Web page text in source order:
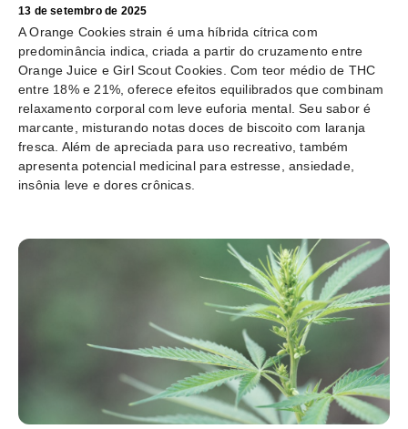
13 de setembro de 2025
A Orange Cookies strain é uma híbrida cítrica com
predominância indica, criada a partir do cruzamento entre
Orange Juice e Girl Scout Cookies. Com teor médio de THC
entre 18% e 21%, oferece efeitos equilibrados que combinam
relaxamento corporal com leve euforia mental. Seu sabor é
marcante, misturando notas doces de biscoito com laranja
fresca. Além de apreciada para uso recreativo, também
apresenta potencial medicinal para estresse, ansiedade,
insônia leve e dores crônicas.